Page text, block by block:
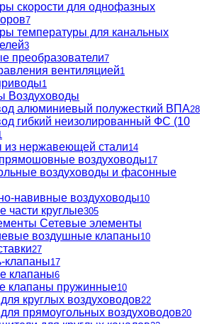
скорости для однофазных
7
температуры для канальных
3
преобразователи7
вентиляцией1
1
Воздуховоды
алюминиевый полужесткий ВПА28
гибкий неизолированный ФС (10
из нержавеющей стали14
воздуховоды17
воздуховоды и фасонные
навивные воздуховоды10
части круглые305
Сетевые элементы
воздушные клапаны10
27
клапаны17
клапаны6
клапаны пружинные10
круглых воздуховодов22
прямоугольных воздуховодов20